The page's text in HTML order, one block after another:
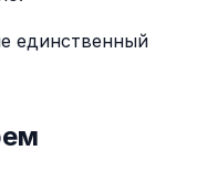
единственный